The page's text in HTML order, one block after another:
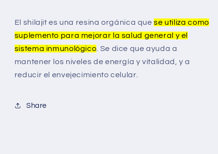
El shilajit es una resina orgánica quese utiliza como
suplemento para mejorar la salud general y el
sistema inmunológico Se dice que ayuda a
mantener los niveles de energía y vitalidad, y a
reducir el envejecimiento celular.
Share